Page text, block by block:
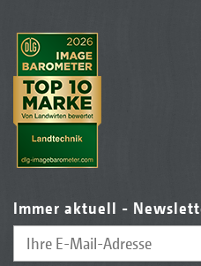
Immer aktuell -